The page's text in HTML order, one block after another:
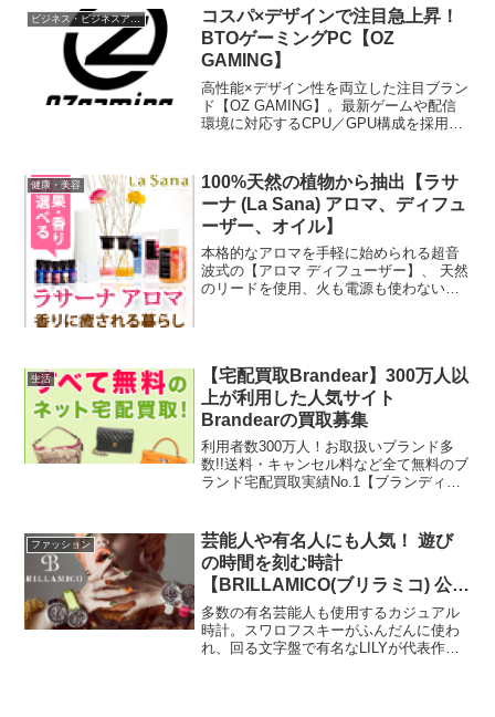
けではなくアニメファンにも人気の酒蔵
です。・中でも2019年発売の「北斗の
拳」コラボ焼酎は累計70万本以上の売上
(2020年12月調べ)。焼酎業界ではまれに
みる大ヒットとなり、2021年も新商品が
登場予定です。・2020年には、現在世界
的にも注目され始めている「クラフトジ
ン」のジャンルに初めて挑戦し
産の素材をメインに和の魅力と造り手の
技術や想いが詰まった商品です。
インを創れるサービスです。バングラデ
シュの自社工場ですべての商品を製造し
ており、労働環境と貧困問題の解決を目
的として立ち上げられました。特徴とし
て、1. 自分オリジナルにカスタマイズで
きる2. 一つ一つ職人による手作り3. お好
きな名前を刻印可能4. ギフトに最適なラ
ッピング・メッセージカード 世界で一つ
ドで作れることが喜ばれています。◆人
気のオススメ3商品◆1. 色鮮やかなポケッ
トが大人のおしゃれを感じる本革二つ折
り財布2. カード収納もたっぷりの本革長
財布3. 収納力もサイズもこだわる方に3つ
折りミニ財布
ビジネス・ビジネスアイテム
コスパ×デザインで注目急上昇！
BTOゲーミングPC【OZ
GAMING】
高性能×デザイン性を両立した注目ブラン
ド【OZ GAMING】。最新ゲームや配信
環境に対応するCPU／GPU構成を採用
す。
健康・美容
100%天然の植物から抽出【ラサ
ーナ (La Sana) アロマ、ディフュ
ーザー、オイル】
本格的なアロマを手軽に始められる超音
波式の【アロマ ディフューザー】、 天然
のリードを使用、火も電源も使わない
者やギフト需要にも大変喜ばれているア
ロマグッズです。
生活
【宅配買取Brandear】300万人以
上が利用した人気サイト
Brandearの買取募集
利用者数300万人！お取扱いブランド多
数!!送料・キャンセル料など全て無料のブ
ランド宅配買取実績No.1【ブランディ
ファッション
芸能人や有名人にも人気！ 遊び
の時間を刻む時計
【BRILLAMICO(ブリラミコ) 公式
ストア】
多数の有名芸能人も使用するカジュアル
時計。スワロフスキーがふんだんに使わ
れ、回る文字盤で有名なLILYが代表作と